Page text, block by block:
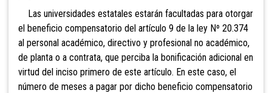
Las universidades estatales estarán facultadas para otorgar
el beneficio compensatorio del artículo 9 de la ley Nº 20.374
al personal académico, directivo y profesional no académico,
de planta o a contrata, que perciba la bonificación adicional en
virtud del inciso primero de este artículo. En este caso, el
número de meses a pagar por dicho beneficio compensatorio